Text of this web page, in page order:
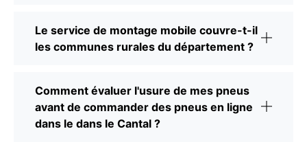
Le service de montage mobile couvre-t-il
les communes rurales du département ?
Comment évaluer l'usure de mes pneus
avant de commander des pneus en ligne
dans le dans le Cantal ?